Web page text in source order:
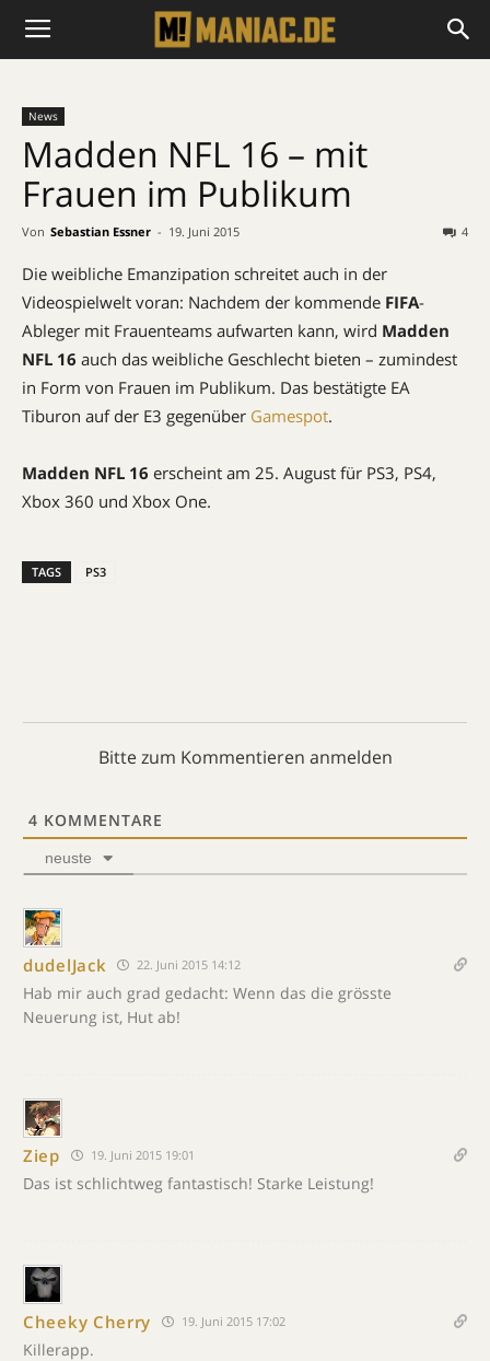
News
Madden NFL 16 – mit
Frauen im Publikum
Von Sebastian Essner - 19. Juni 2015 4
Die weibliche Emanzipation schreitet auch in der
Videospielwelt voran: Nachdem der kommende FIFA-
Ableger mit Frauenteams aufwarten kann, wird Madden
NFL 16 auch das weibliche Geschlecht bieten – zumindest
in Form von Frauen im Publikum. Das bestätigte EA
Tiburon auf der E3 gegenüber Gamespot.
Madden NFL 16 erscheint am 25. August für PS3, PS4,
Xbox 360 und Xbox One.
TAGS PS3
Bitte zum Kommentieren anmelden
4 KOMMENTARE
neuste
dudelJack 22. Juni 2015 14:12
Hab mir auch grad gedacht: Wenn das die grösste
Neuerung ist, Hut ab!
Ziep 19. Juni 2015 19:01
Das ist schlichtweg fantastisch! Starke Leistung!
Cheeky Cherry 19. Juni 2015 17:02
Killerapp.